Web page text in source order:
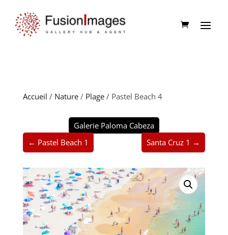
Accueil / Nature/ Plage/ Pastel Beach 4
Galerie Paloma Cabeza
← Pastel Beach 1
Santa Cruz 1 →